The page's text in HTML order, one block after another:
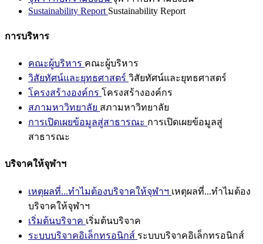
Sustainability Report Sustainability Report
การบริหาร
คณะผู้บริหาร คณะผู้บริหาร
วิสัยทัศน์และยุทธศาสตร์ วิสัยทัศน์และยุทธศาสตร์
โครงสร้างองค์กร โครงสร้างองค์กร
สภามหาวิทยาลัย สภามหาวิทยาลัย
การเปิดเผยข้อมูลสู่สาธารณะ การเปิดเผยข้อมูลสู่
สาธารณะ
บริจาคให้จุฬาฯ
เหตุผลที่...ทำไมต้องบริจาคให้จุฬาฯ เหตุผลที่...ทำไมต้อง
บริจาคให้จุฬาฯ
เริ่มต้นบริจาค เริ่มต้นบริจาค
ระบบบริจาคอิเล็กทรอนิกส์ ระบบบริจาคอิเล็กทรอนิกส์